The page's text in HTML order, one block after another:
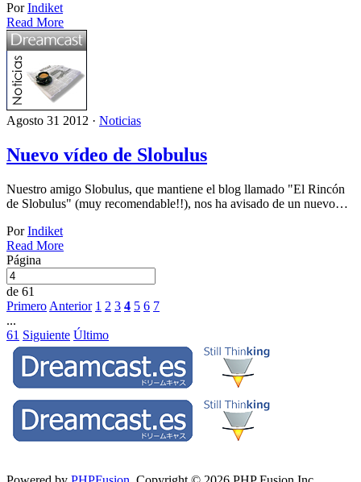
PorIndiket
Read More
Agosto 31 2012 · Noticias
Nuevo vídeo de Slobulus
Nuestro amigo Slobulus, que mantiene el blog llamado "El Rincón
de Slobulus" (muy recomendable!!), nos ha avisado de un nuevo…
PorIndiket
Read More
Página
de 61
Primero Anterior 1 2 3 4 5 6 7
...
61 Siguiente Último